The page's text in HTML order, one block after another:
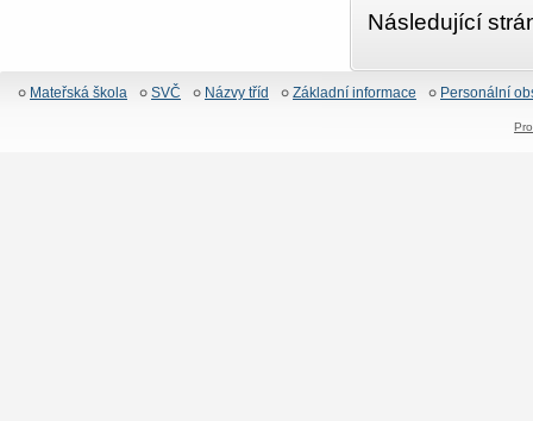
Následující
Mateřská škola SVČ Názvy tříd Základní informace Personální